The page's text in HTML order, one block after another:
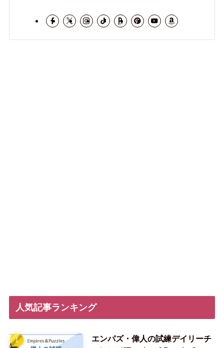
人気記事ランキング
エンパズ・偉人の試練デイリーチ